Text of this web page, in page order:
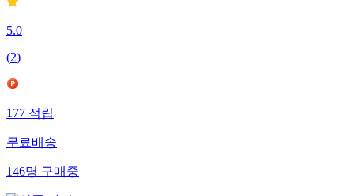
5.0
(2)
177적립
무료배송
146명구매중